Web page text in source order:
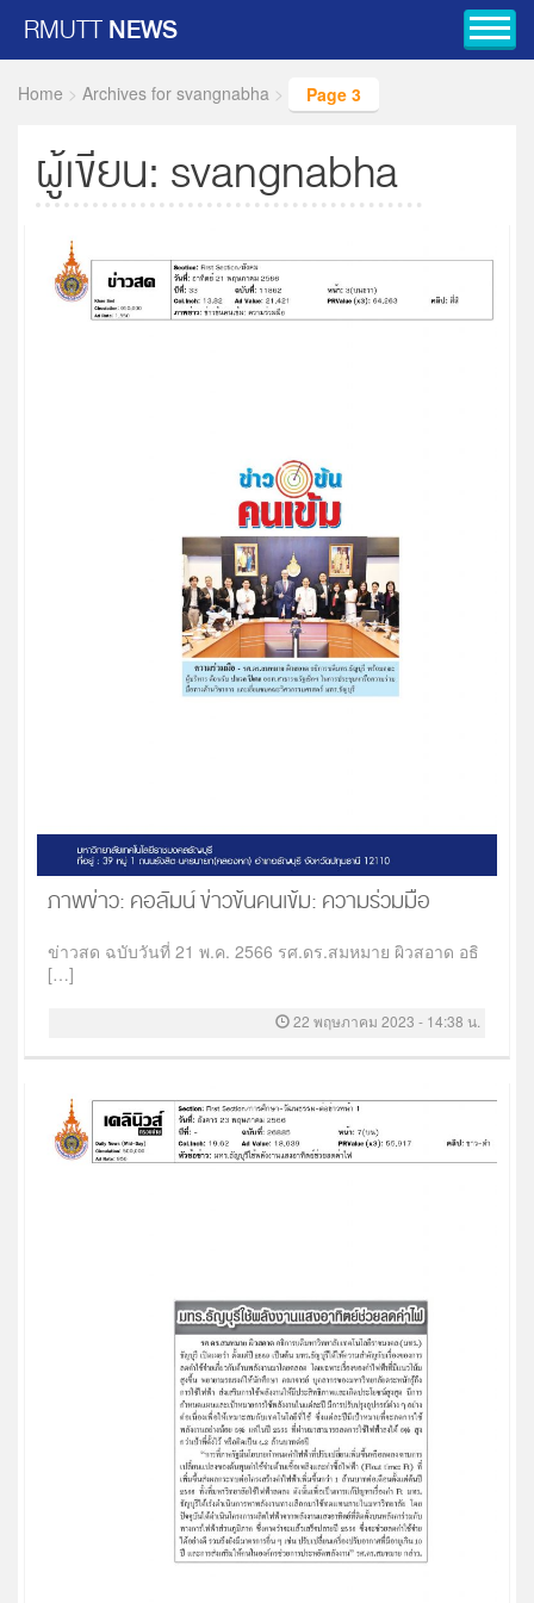
RMUTTNEWS
Home > Archives for svangnabha > Page 3
ผู้เขียน: svangnabha
ภาพข่าว: คอลัมน์ ข่าวข้นคนเข้ม: ความร่วมมือ
ข่าวสด ฉบับวันที่ 21 พ.ค. 2566 รศ.ดร.สมหมาย ผิวสอาด อธิ
[…]
22 พฤษภาคม 2023 - 14:38 น.